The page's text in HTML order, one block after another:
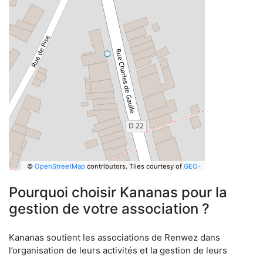
© OpenStreetMapcontributors. Tiles courtesy of GEO-
Pourquoi choisir Kananas pour la
gestion de votre association ?
Kananas soutient les associations de Renwez dans
l’organisation de leurs activités et la gestion de leurs